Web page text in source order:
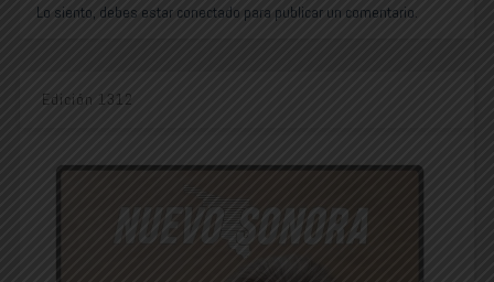
Lo siento, debes estar conectado para publicar un comentario.
Edición 1312